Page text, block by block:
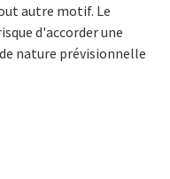
autre motif. Le
d'accorder une
nature prévisionnelle